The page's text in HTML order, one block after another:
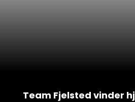
Team Fjelsted vinder